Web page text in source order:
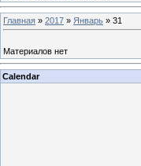
Главная » 2017 » Январь » 31
Материалов нет
Calendar